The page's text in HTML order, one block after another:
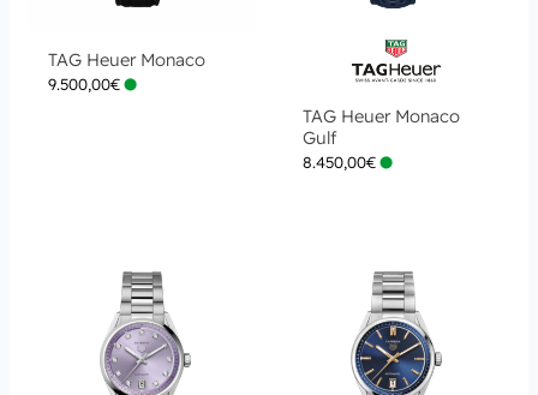
TAG Heuer Monaco
9.500,00€
TAG Heuer Monaco
Gulf
8.450,00€